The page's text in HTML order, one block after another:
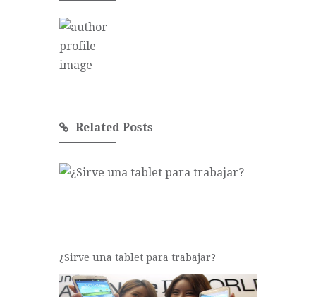
Related Posts
¿Sirve una tablet para trabajar?